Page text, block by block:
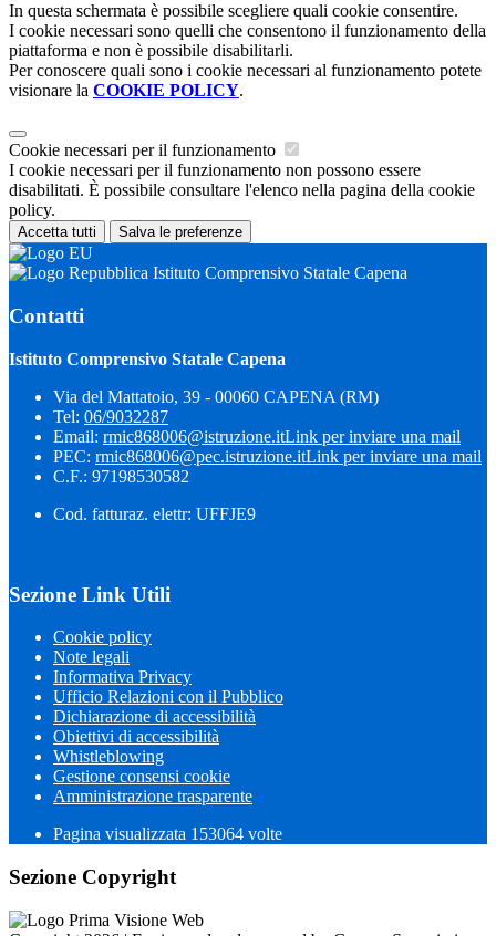
In questa schermata è possibile scegliere quali cookie consentire.
I cookie necessari sono quelli che consentono il funzionamento della
piattaforma e non è possibile disabilitarli.
Per conoscere quali sono i cookie necessari al funzionamento potete
visionare la COOKIE POLICY.
Cookie necessari per il funzionamento
I cookie necessari per il funzionamento non possono essere
disabilitati. È possibile consultare l'elenco nella pagina della cookie
policy.
Accetta tutti Salva le preferenze
Istituto Comprensivo Statale Capena
Contatti
Istituto Comprensivo Statale Capena
Via del Mattatoio, 39 - 00060 CAPENA (RM)
Tel: 06/9032287
Email: rmic868006@istruzione.itLink per inviare una mail
PEC: rmic868006@pec.istruzione.itLink per inviare una mail
C.F.: 97198530582
Cod. fatturaz. elettr: UFFJE9
Sezione Link Utili
Cookie policy
Note legali
Informativa Privacy
Ufficio Relazioni con il Pubblico
Dichiarazione di accessibilità
Obiettivi di accessibilità
Whistleblowing
Gestione consensi cookie
Amministrazione trasparente
Pagina visualizzata 153064 volte
Sezione Copyright